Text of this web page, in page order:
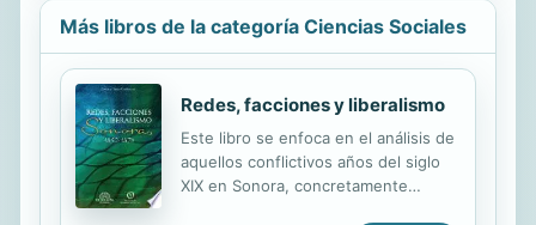
Más libros de la categoría Ciencias Sociales
Redes, facciones y liberalismo
Este libro se enfoca en el análisis de
aquellos conflictivos años del siglo
XIX en Sonora, concretamente